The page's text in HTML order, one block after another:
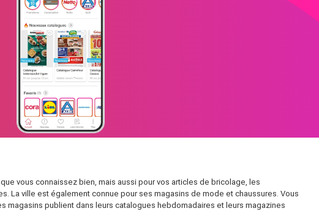
vous connaissez bien, mais aussi pour vos articles de bricolage, les
La ville est également connue pour ses magasins de mode et chaussures. Vous
publient dans leurs catalogues hebdomadaires et leurs magazines